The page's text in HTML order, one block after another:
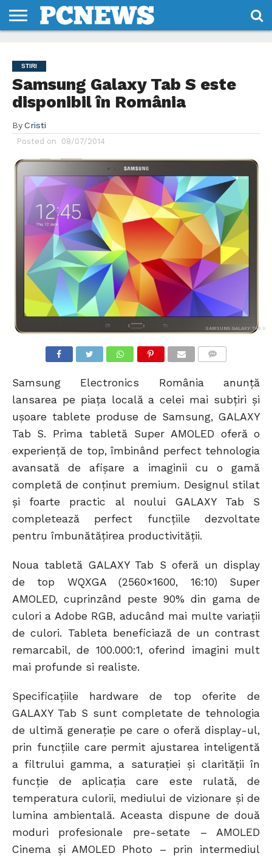
NOI
SI
CONDITII
STIRI
Samsung Galaxy Tab S este
disponibil în România
By Cristi
Posted on 08/07/2014
SAMSUNG GALAXY TAB S
Samsung Electronics România anunță
lansarea pe piața locală a celei mai subțiri și
ușoare tablete produse de Samsung, GALAXY
Tab S. Prima tabletă Super AMOLED oferă o
experiență de top, îmbinând perfect tehnologia
avansată de afișare a imaginii cu o gamă
completă de conținut premium. Designul stilat
și foarte practic al noului GALAXY Tab S
completează perfect funcțiile dezvoltate
pentru îmbunătățirea productivității.
Noua tabletă GALAXY Tab S oferă un display
de top WQXGA (2560×1600, 16:10) Super
AMOLED, cuprinzând peste 90% din gama de
culori a Adobe RGB, aducând mai multe variații
de culori. Tableta beneficiază de un contrast
remarcabil, de 100.000:1, oferind imagini mult
mai profunde si realiste.
Specificațiile hardware de top oferite de
GALAXY Tab S sunt completate de tehnologia
de ultimă generație pe care o oferă display-ul,
prin funcțiile care permit ajustarea inteligentă
a filtrului gamma, a saturației și clarității în
funcție de aplicația care este rulată, de
temperatura culorii, mediului de vizionare și de
lumina ambientală. Aceasta dispune de două
moduri profesionale pre-setate – AMOLED
Cinema și AMOLED Photo – prin intermediul